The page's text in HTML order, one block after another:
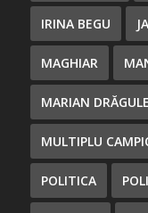
IRINA BEGU
MAGHIAR
MARIAN
MULTIPLU
POLITICA